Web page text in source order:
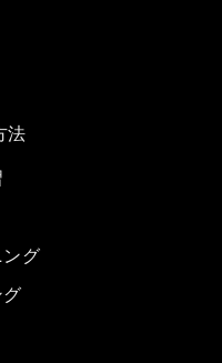
法
ング
グ